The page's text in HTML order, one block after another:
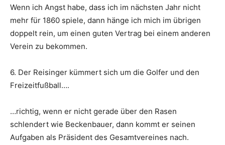
Wenn ich Angst habe, dass ich im nächsten Jahr nicht
mehr für 1860 spiele, dann hänge ich mich im übrigen
doppelt rein, um einen guten Vertrag bei einem anderen
Verein zu bekommen.
6. Der Reisinger kümmert sich um die Golfer und den
Freizeitfußball….
…richtig, wenn er nicht gerade über den Rasen
schlendert wie Beckenbauer, dann kommt er seinen
Aufgaben als Präsident des Gesamtvereines nach.